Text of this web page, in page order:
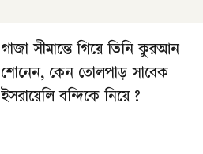
গাজা সীমান্তে গিয়ে তিনি কুরআন
শোনেন, কেন তোলপাড় সাবেক
ইসরায়েলি বন্দিকে নিয়ে ?